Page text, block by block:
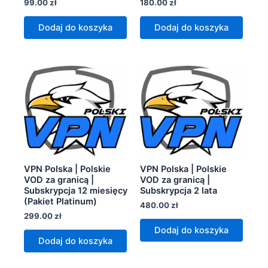
99.00zł
Dodaj do koszyka
180.00zł
Dodaj do koszyka
VPN Polska | Polskie
VOD za granicą |
Subskrypcja 12 miesięcy
(Pakiet Platinum)
299.00zł
Dodaj do koszyka
VPN Polska | Polskie
VOD za granicą |
Subskrypcja 2 lata
480.00zł
Dodaj do koszyka